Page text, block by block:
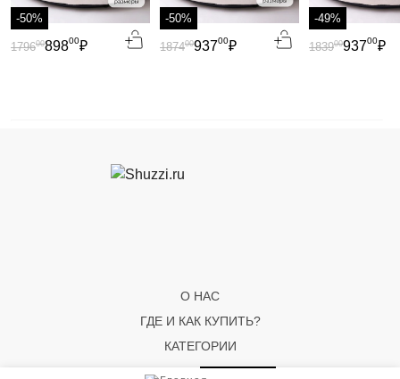
-50%
89800₽
179600
-50%
93700₽
187400
-49%
93700₽
183900
О НАС
ГДЕ И КАК КУПИТЬ?
КАТЕГОРИИ